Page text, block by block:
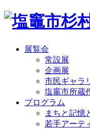
展覧会
常設展
企画展
市民ギャラ
塩竈市所蔵
プログラム
まちと記憶
若手アーテ